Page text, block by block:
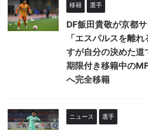
移籍 選手
DF飯田貴敬が京都
「エスパルスを離
すが自分の決めた道
期限付き移籍中の
へ完全移籍
ニュース 選手